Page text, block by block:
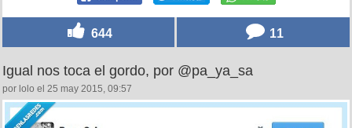
644 11
Igual nos toca el gordo, por @pa_ya_sa
por lolo el 25 may 2015, 09:57